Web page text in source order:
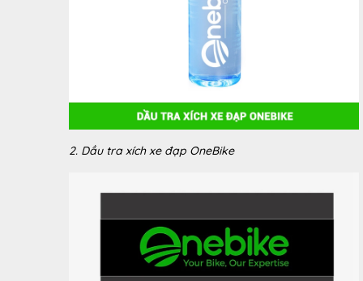
2. Dầu tra xích xe đạp OneBike